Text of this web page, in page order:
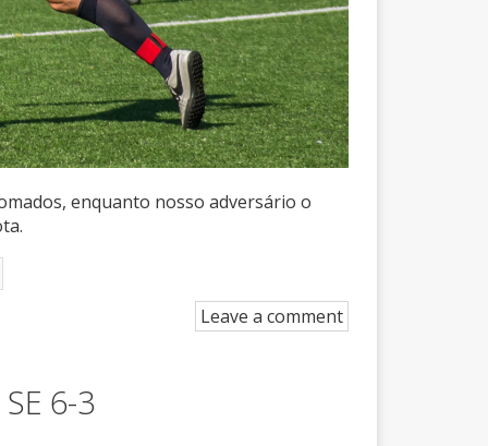
enquanto nosso adversário o
Leave a comment
6-3